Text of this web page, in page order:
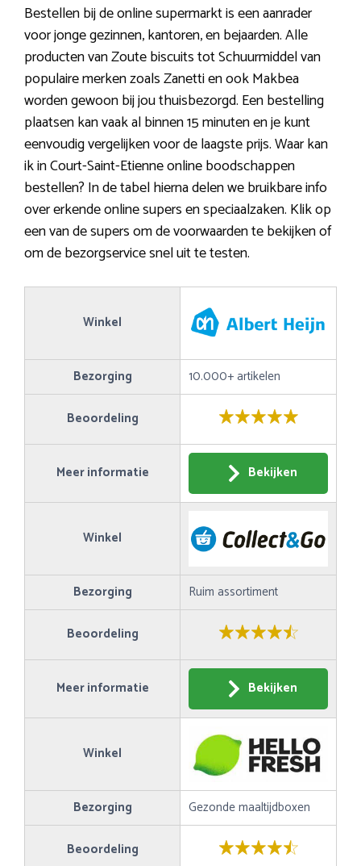
Bestellen bij de online supermarkt is een aanrader
voor jonge gezinnen, kantoren, en bejaarden. Alle
producten van Zoute biscuits tot Schuurmiddel van
populaire merken zoals Zanetti en ook Makbea
worden gewoon bij jou thuisbezorgd. Een bestelling
plaatsen kan vaak al binnen 15 minuten en je kunt
eenvoudig vergelijken voor de laagste prijs. Waar kan
ik in Court-Saint-Etienne online boodschappen
bestellen? In de tabel hierna delen we bruikbare info
over erkende online supers en speciaalzaken. Klik op
een van de supers om de voorwaarden te bekijken of
om de bezorgservice snel uit te testen.
Winkel
Bezorging 10.000+ artikelen
Beoordeling
Meer informatie Bekijken
Winkel
Bezorging Ruim assortiment
Beoordeling
Meer informatie Bekijken
Winkel
Bezorging Gezonde maaltijdboxen
Beoordeling